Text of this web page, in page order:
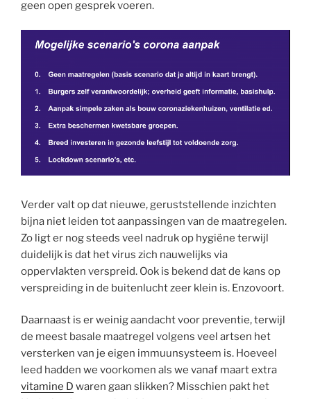
geen open gesprek voeren.
Verder valt op dat nieuwe, geruststellende inzichten
bijna niet leiden tot aanpassingen van de maatregelen.
Zo ligt er nog steeds veel nadruk op hygiëne terwijl
duidelijk is dat het virus zich nauwelijks via
oppervlakten verspreid. Ook is bekend dat de kans op
verspreiding in de buitenlucht zeer klein is. Enzovoort.
Daarnaast is er weinig aandacht voor preventie, terwijl
de meest basale maatregel volgens veel artsen het
versterken van je eigen immuunsysteem is. Hoeveel
leed hadden we voorkomen als we vanaf maart extra
vitamine D waren gaan slikken? Misschien pakt het